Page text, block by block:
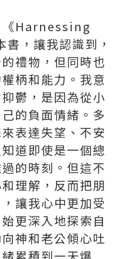
《Harnessing
，讓我認識到，
禮物，但同時也
柄和能力。我意
鬱，是因為從小
的負面情緒。多
表達失望、不安
道即使是一個總
的時刻。但這不
理解，反而把朋
讓我心中更加受
更深入地探索自
神和老公傾心吐
累積到一天爆